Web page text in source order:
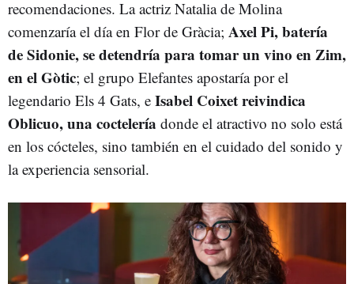
recomendaciones. La actriz Natalia de Molina
comenzaría el día en Flor de Gràcia; Axel Pi, batería
de Sidonie, se detendría para tomar un vino en Zim,
en el Gòtic; el grupo Elefantes apostaría por el
legendario Els 4 Gats, e Isabel Coixet reivindica
Oblicuo, una coctelería donde el atractivo no solo está
en los cócteles, sino también en el cuidado del sonido y
la experiencia sensorial.